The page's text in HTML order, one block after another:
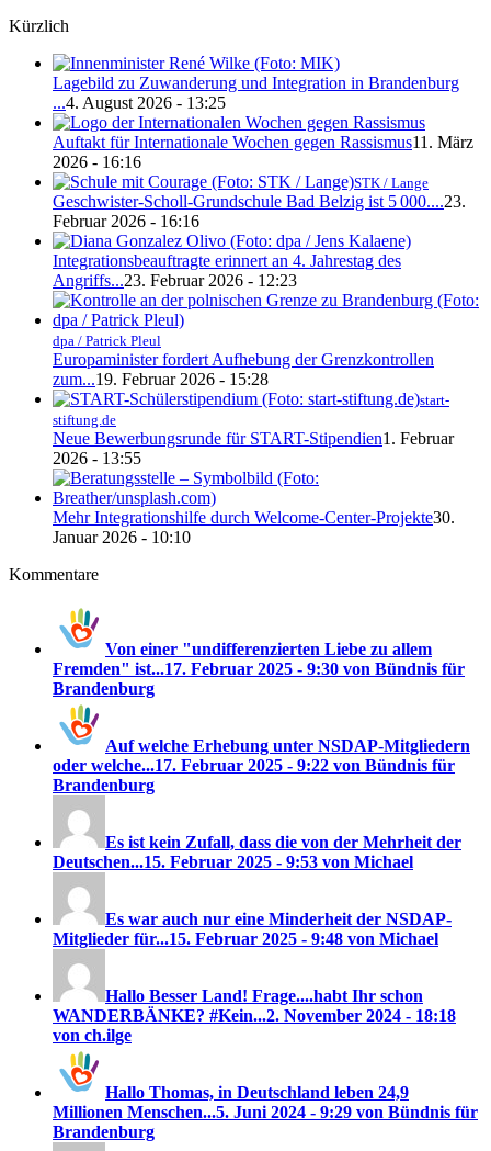
Kürzlich
Lagebild zu Zuwanderung und Integration in Brandenburg
...4. August 2026 - 13:25
Auftakt für Internationale Wochen gegen Rassismus11. März
2026 - 16:16
STK / Lange
Geschwister-Scholl-Grundschule Bad Belzig ist 5 000....23.
Februar 2026 - 16:16
Integrationsbeauftragte erinnert an 4. Jahrestag des
Angriffs...23. Februar 2026 - 12:23
dpa / Patrick Pleul
Europaminister fordert Aufhebung der Grenzkontrollen
zum...19. Februar 2026 - 15:28
start-
stiftung.de
Neue Bewerbungsrunde für START-Stipendien1. Februar
2026 - 13:55
Mehr Integrationshilfe durch Welcome-Center-Projekte30.
Januar 2026 - 10:10
Kommentare
Von einer "undifferenzierten Liebe zu allem
Fremden" ist...17. Februar 2025 - 9:30 von Bündnis für
Brandenburg
Auf welche Erhebung unter NSDAP-Mitgliedern
oder welche...17. Februar 2025 - 9:22 von Bündnis für
Brandenburg
Es ist kein Zufall, dass die von der Mehrheit der
Deutschen...15. Februar 2025 - 9:53 von Michael
Es war auch nur eine Minderheit der NSDAP-
Mitglieder für...15. Februar 2025 - 9:48 von Michael
Hallo Besser Land! Frage....habt Ihr schon
WANDERBÄNKE? #Kein...2. November 2024 - 18:18
von ch.ilge
Hallo Thomas, in Deutschland leben 24,9
Millionen Menschen...5. Juni 2024 - 9:29 von Bündnis für
Brandenburg